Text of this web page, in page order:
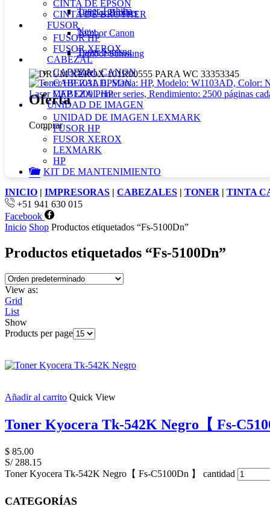
Toner Toshiba
New
Toner Samsng
Sale
Tambor Brother
Tambor Canon
Tambor Samsung
Oferta
Comprar
CINTA DE EPSON
CINTA DE BROTHER
FUSOR
FUSOR HP
FUSOR XEROX
CABEZAL
CABEZAL CANON
CABEZAL EPSON
CABEZAL HP
UNIDAD DE IMAGEN
UNIDAD DE IMAGEN LEXMARK
FUSOR HP
FUSOR XEROX
LEXMARK
HP
KIT DE MANTENIMIENTO
INICIO | IMPRESORAS | CABEZALES | TONER | TINTA
+51 941 630 015
Facebook
Inicio Shop Productos etiquetados “Fs-5100Dn”
Productos etiquetados “Fs-5100Dn”
View as:
Grid
List
Show
Products per page
Añadir al carrito Quick View
Toner Kyocera Tk-542K Negro【 Fs-
$ 85.00
S/ 288.15
Toner Kyocera Tk-542K Negro【 Fs-C5100Dn 】 cantidad
CATEGORÍAS